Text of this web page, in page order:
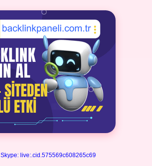
Skype: live:.cid.575569c608265c69